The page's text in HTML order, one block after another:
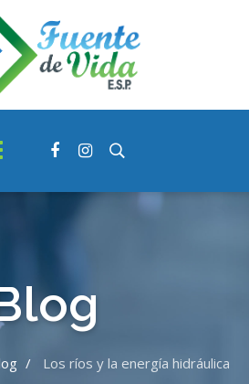
Los ríos y la energía hidráulica